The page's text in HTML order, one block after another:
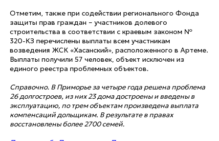
Отметим, также при содействии регионального Фонда
защиты прав граждан – участников долевого
строительства в соответствии с краевым законом №
320-КЗ перечислены выплаты всем участникам
возведения ЖСК «Хасанский», расположенного в Артеме.
Выплаты получили 57 человек, объект исключен из
единого реестра проблемных объектов.
Справочно. В Приморье за четыре года решена проблема
26 долгостроев, из них 23 дома достроены и введены в
эксплуатацию, по трем объектам произведена выплата
компенсаций дольщикам. В результате в правах
восстановлены более 2700 семей.